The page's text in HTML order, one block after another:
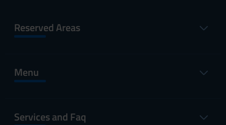
Reserved Areas
Menu
Services and Faq